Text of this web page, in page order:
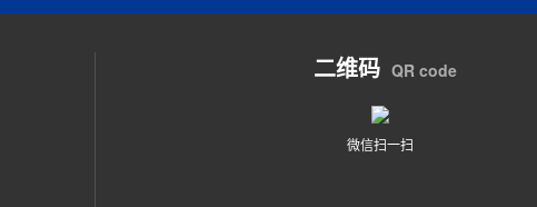
二维码 QR code
微信扫一扫